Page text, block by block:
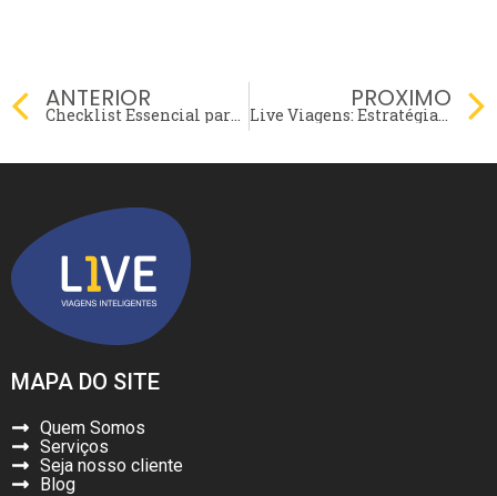
Prev
ANTERIOR
Checklist Essencial para Sua Viagem Corporativa
PROXIMO
Live Viagens: Estratégias Inteligentes de Redução de Custos e Acordos Corporativos Personalizados
MAPA DO SITE
Quem Somos
Serviços
Seja nosso cliente
Blog